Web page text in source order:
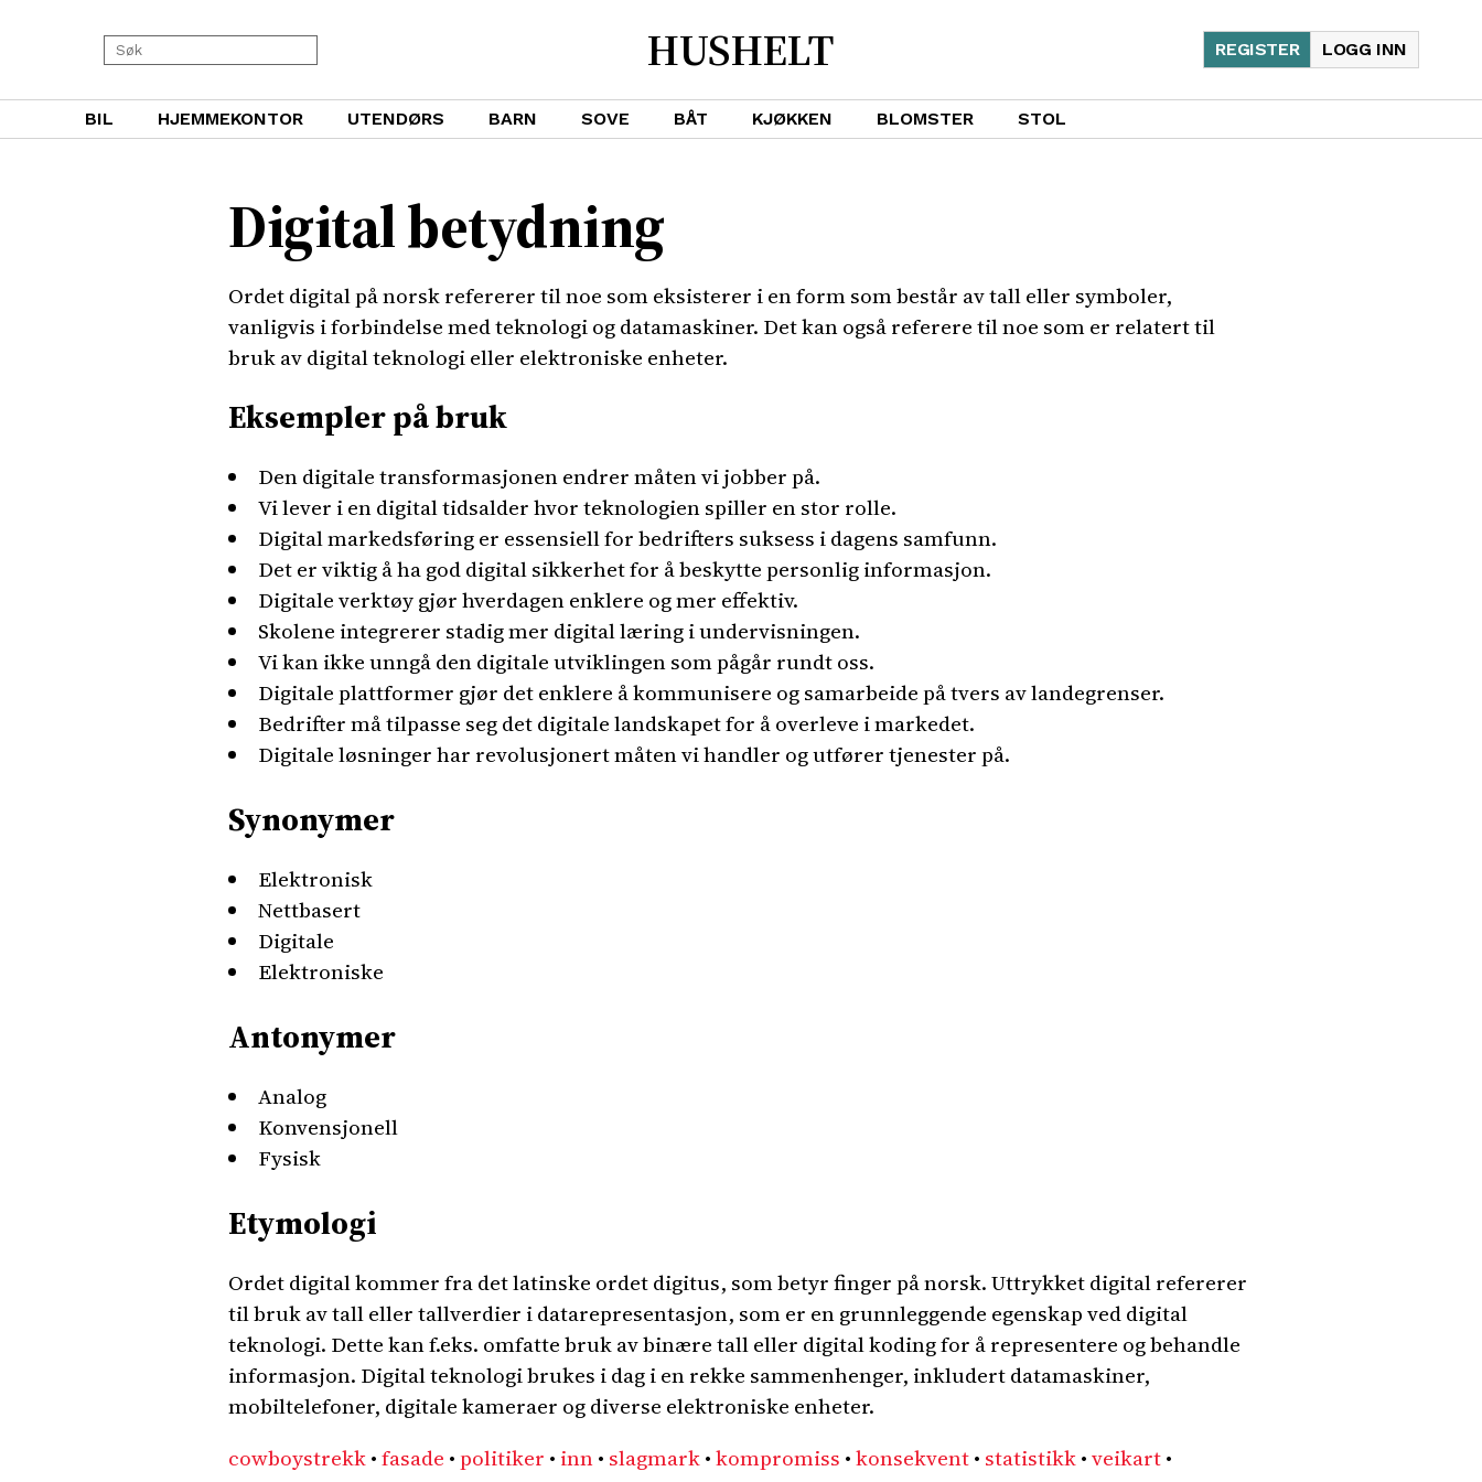
HUSHELT LOGG INN
REGISTER
BIL HJEMMEKONTOR UTENDØRS BARN SOVE BÅT KJØKKEN BLOMSTER STOL
Digital betydning
Ordet digital på norsk refererer til noe som eksisterer i en form som består av tall eller symboler,
vanligvis i forbindelse med teknologi og datamaskiner. Det kan også referere til noe som er relatert til
bruk av digital teknologi eller elektroniske enheter.
Eksempler på bruk
Den digitale transformasjonen endrer måten vi jobber på.
Vi lever i en digital tidsalder hvor teknologien spiller en stor rolle.
Digital markedsføring er essensiell for bedrifters suksess i dagens samfunn.
Det er viktig å ha god digital sikkerhet for å beskytte personlig informasjon.
Digitale verktøy gjør hverdagen enklere og mer effektiv.
Skolene integrerer stadig mer digital læring i undervisningen.
Vi kan ikke unngå den digitale utviklingen som pågår rundt oss.
Digitale plattformer gjør det enklere å kommunisere og samarbeide på tvers av landegrenser.
Bedrifter må tilpasse seg det digitale landskapet for å overleve i markedet.
Digitale løsninger har revolusjonert måten vi handler og utfører tjenester på.
Synonymer
Elektronisk
Nettbasert
Digitale
Elektroniske
Antonymer
Analog
Konvensjonell
Fysisk
Etymologi
Ordet digital kommer fra det latinske ordet digitus, som betyr finger på norsk. Uttrykket digital refererer
til bruk av tall eller tallverdier i datarepresentasjon, som er en grunnleggende egenskap ved digital
teknologi. Dette kan f.eks. omfatte bruk av binære tall eller digital koding for å representere og behandle
informasjon. Digital teknologi brukes i dag i en rekke sammenhenger, inkludert datamaskiner,
mobiltelefoner, digitale kameraer og diverse elektroniske enheter.
cowboystrekk•fasade •politiker • inn• slagmark•kompromiss •konsekvent• statistikk•veikart•